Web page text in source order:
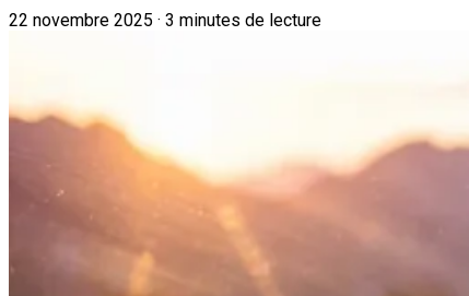
22 novembre 2025 · 3 minutes de lecture